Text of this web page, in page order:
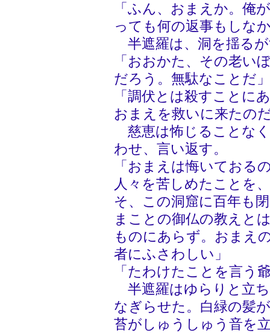
「ふん、おまえか。俺
っても何の返事もしな
半遮羅は、洞を揺る
「おおかた、その老い
だろう。無駄なことだ」
「調伏とは殺すことに
おまえを救いに来たの
慈恵は怖じることな
わせ、言い返す。
「おまえは悔いておる
人々を苦しめたことを
そ、この洞窟に百年も
まことの御仏の教えと
ものにあらず。おまえ
者にふさわしい」
「たわけたことを言う
半遮羅はゆらりと立
なぎらせた。白緑の髪
苔がしゅうしゅう音を